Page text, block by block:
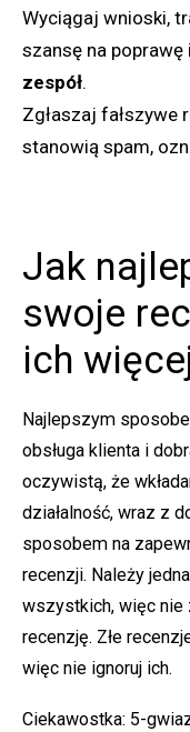
Wyciągaj wnioski,
szansę na
zespół.
Zgłaszaj fałszywe
stanowią spam,
Jak
swoje
ich
Najlepszym
obsługa klienta i
oczywistą, że
działalność, wraz z
sposobem na
recenzji. Należy
wszystkich, więc nie
recenzję. Złe
więc nie ignoruj ich.
Ciekawostka: 5-